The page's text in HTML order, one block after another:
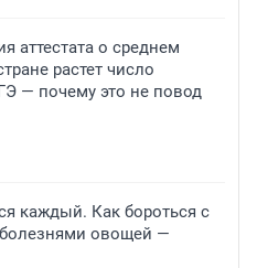
аттестата о среднем
растет число
— почему это не повод
каждый. Как бороться с
овощей —